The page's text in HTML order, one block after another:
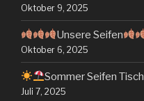
Oktober 9, 2025
Unsere Seifen
Oktober 6, 2025
Sommer Seifen Tisch
Juli 7, 2025